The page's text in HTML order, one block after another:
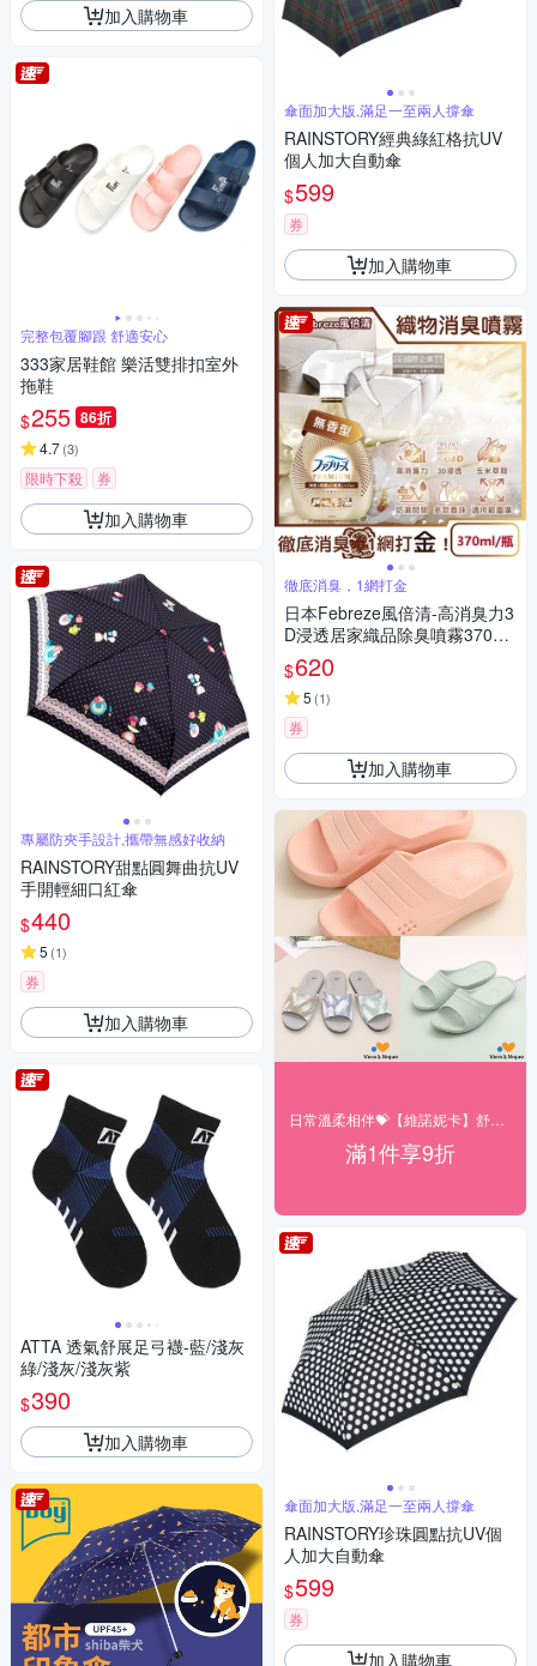
加入購物車
完整包覆腳跟 舒適安心
333家居鞋館 樂活雙排扣室外
拖鞋
$255 86折
4.7(3)
限時下殺 券
加入購物車
專屬防夾手設計,攜帶無感好收納
RAINSTORY甜點圓舞曲抗UV
手開輕細口紅傘
$440
5 (1)
券
加入購物車
ATTA 透氣舒展足弓襪-藍/淺灰
綠/淺灰/淺灰紫
$390
加入購物車
傘面加大版,滿足一至兩人撐傘
RAINSTORY經典綠紅格抗UV
個人加大自動傘
$599
券
加入購物車
徹底消臭，1網打金
日本Febreze風倍清-高消臭力3
D浸透居家織品除臭噴霧370ml/
新金瓶-無香棕標(家飾用品清
新,衣物鞋靴除臭劑,防疫去菸味
燒烤味,寢具床墊地毯沙發窗簾
適用)
$620
5 (1)
券
加入購物車
滿1件享9折
傘面加大版,滿足一至兩人撐傘
RAINSTORY珍珠圓點抗UV個
人加大自動傘
$599
券
加入購物車